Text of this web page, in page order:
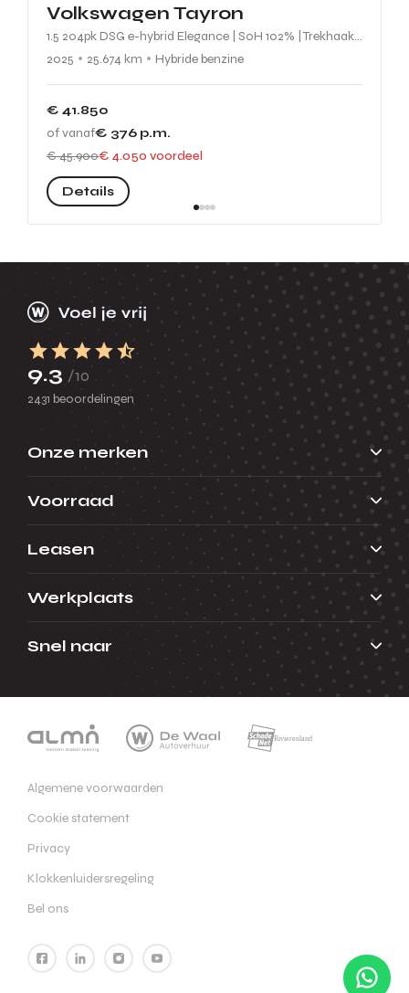
Volkswagen Tayron
1.5 204pk DSG e-hybrid Elegance | SoH 102% | Trekhaak Zwenkbaar, 360° Camera, Matrix LED Koplampen |
2025
25.674 km Hybride benzine
€ 41.850
of vanaf€ 376 p.m.
€ 45.900€ 4.050 voordeel
Details
9.3 /10
2431 beoordelingen
Onze merken
Voorraad
Leasen
Werkplaats
Snel naar
Algemene voorwaarden
Cookie statement
Privacy
Klokkenluidersregeling
Bel ons